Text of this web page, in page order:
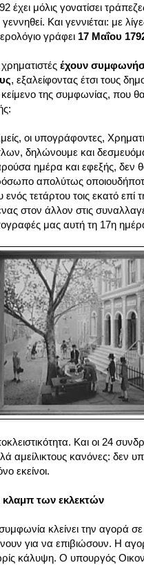
έχει μόλις γονατίσει
Και γεννιέται: με
γράφει 17 Μαΐου
έχουν
, εξαλείφοντας έτσι τους
της συμφωνίας, που
οι υπογράφοντες,
δηλώνουμε και
ημέρα και εφεξής, δεν
απολύτως
ενός τετάρτου τοις εκατό επί
στον άλλον στις
μας αυτή τη 17η
Και οι 24
αμείλικτους κανόνες: δεν
εκείνοι.
κλαμπ των εκλεκτών
κλείνει την αγορά
για να επιβιώσουν. Η
κάλυψη. Ο υπουργός